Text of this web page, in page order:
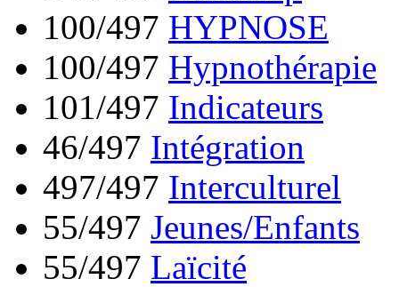
100/497 HYPNOSE
100/497 Hypnothérapie
101/497 Indicateurs
46/497 Intégration
497/497 Interculturel
55/497 Jeunes/Enfants
55/497 Laïcité